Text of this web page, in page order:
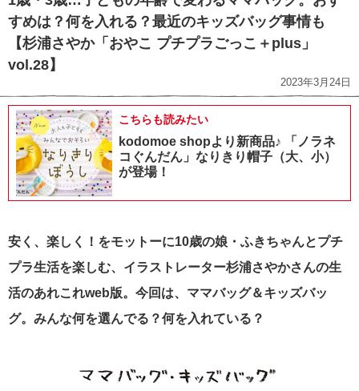
すめは？何を入れる？最近のキッズバッグ事情も
【杉浦さやか「おやこ プチプラごっこ＋plus」
vol.28】
2023年3月24日
こちらも読みたい
kodomoe shopより新商品♪ 「ノラネ
コぐんだん」なりきり帽子（大、小）
が登場！
安く、楽しく！をモットーに10歳の娘・ふきちゃんとプチ
プラ生活を楽しむ、イラストレーター杉浦さやかさんの生
活のあれこれweb版。今回は、ママバッグ＆キッズバッ
グ。みんな何を選んでる？何を入れている？